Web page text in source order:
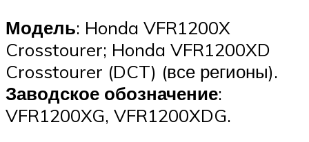
Модель: Honda VFR1200X
Crosstourer; Honda VFR1200XD
Crosstourer (DCT) (все регионы).
Заводское обозначение:
VFR1200XG, VFR1200XDG.